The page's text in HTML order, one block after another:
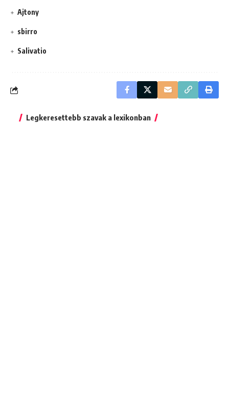
Ajtony
sbirro
Salivatio
Legkeresettebb szavak a lexikonban